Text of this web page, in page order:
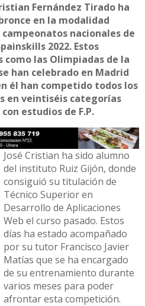
Fernández Tirado ha
en la modalidad
nacionales de
2022. Estos
como las Olimpiadas de la
han celebrado en Madrid
él han competido todos los
en veintiséis categorías
estudios de F.P.
José Cristian ha sido alumno
del instituto Ruiz Gijón, donde
consiguió su titulación de
Técnico Superior en
Desarrollo de Aplicaciones
Web el curso pasado. Estos
días ha estado acompañado
por su tutor Francisco Javier
Matías que se ha encargado
de su entrenamiento durante
varios meses para poder
afrontar esta competición.